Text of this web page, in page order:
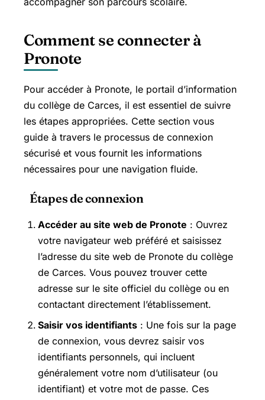
Comment se connecter à
Pronote
Pour accéder à Pronote, le portail d’information
du collège de Carces, il est essentiel de suivre
les étapes appropriées. Cette section vous
guide à travers le processus de connexion
sécurisé et vous fournit les informations
nécessaires pour une navigation fluide.
Étapes de connexion
Accéder au site web de Pronote : Ouvrez
votre navigateur web préféré et saisissez
l’adresse du site web de Pronote du collège
de Carces. Vous pouvez trouver cette
adresse sur le site officiel du collège ou en
contactant directement l’établissement.
Saisir vos identifiants : Une fois sur la page
de connexion, vous devrez saisir vos
identifiants personnels, qui incluent
généralement votre nom d’utilisateur (ou
identifiant) et votre mot de passe. Ces